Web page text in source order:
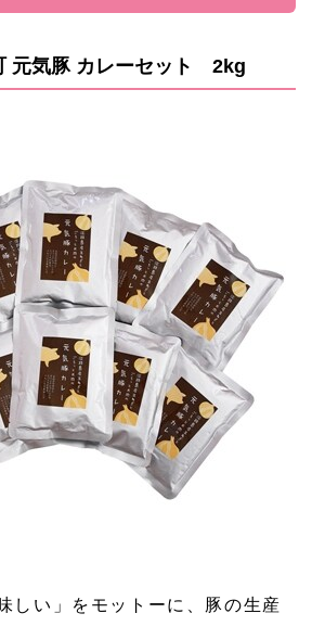
元気豚 カレーセット 2kg
しい」をモットーに、豚の生産